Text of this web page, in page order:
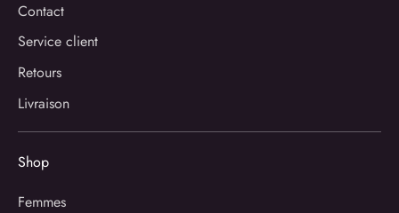
Contact
Service client
Retours
Livraison
Shop
Femmes